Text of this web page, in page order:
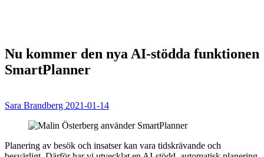
Nu kommer den nya AI-stödda funktionen
SmartPlanner
Sara Brandberg 2021-01-14
Planering av besök och insatser kan vara tidskrävande och